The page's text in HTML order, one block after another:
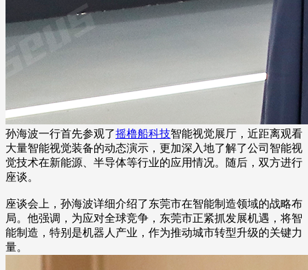
孙海波一行首先参观了摇橹船科技智能视觉展厅，近距离观看
大量智能视觉装备的动态演示，更加深入地了解了公司智能视
觉技术在新能源、半导体等行业的应用情况。随后，双方进行
座谈。
座谈会上，孙海波详细介绍了东莞市在智能制造领域的战略布
局。他强调，为应对全球竞争，东莞市正紧抓发展机遇，将智
能制造，特别是机器人产业，作为推动城市转型升级的关键力
量。